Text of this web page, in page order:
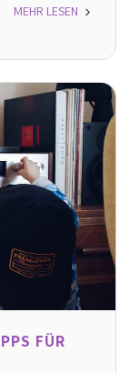
MEHR LESEN
FÜR